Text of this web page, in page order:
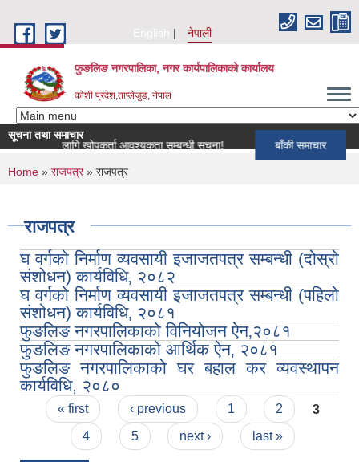
English
नेपाली
फुङलिङ नगरपालिका, नगर कार्यपालिकाको कार्यालय
कोशी प्रदेश,ताप्लेजुङ, नेपाल
सूचना तथा समाचार
लागि खोपकर्ता आवश्यकता सम्बन्धी सूचना!
बाँकी समाचार
You are here
Home » राजपत्र» राजपत्र
राजपत्र
घ वर्गको निर्माण व्यवसायी इजाजतपत्र सम्बन्धी (दोस्रो
संशोधन) कार्यविधि‚ २०८२
घ वर्गको निर्माण व्यवसायी इजाजतपत्र सम्बन्धी (पहिलो
संशोधन) कार्यविधि‚ २०८१
फुङलिङ नगरपालिकाको विनियोजन ऐन‚२०८१
फुङलिङ नगरपालिकाको आर्थिक ऐन‚ २०८१
फुङलिङ नगरपालिकाको घर बहाल कर व्यवस्थापन
कार्यविधि, २०८०
Pages
« first ‹ previous 1 2
3
4
5 next › last »